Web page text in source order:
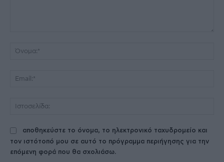
αποθηκεύστε το όνομα, το ηλεκτρονικό ταχυδρομείο και
τον ιστότοπό μου σε αυτό το πρόγραμμα περιήγησης για την
επόμενη φορά που θα σχολιάσω.